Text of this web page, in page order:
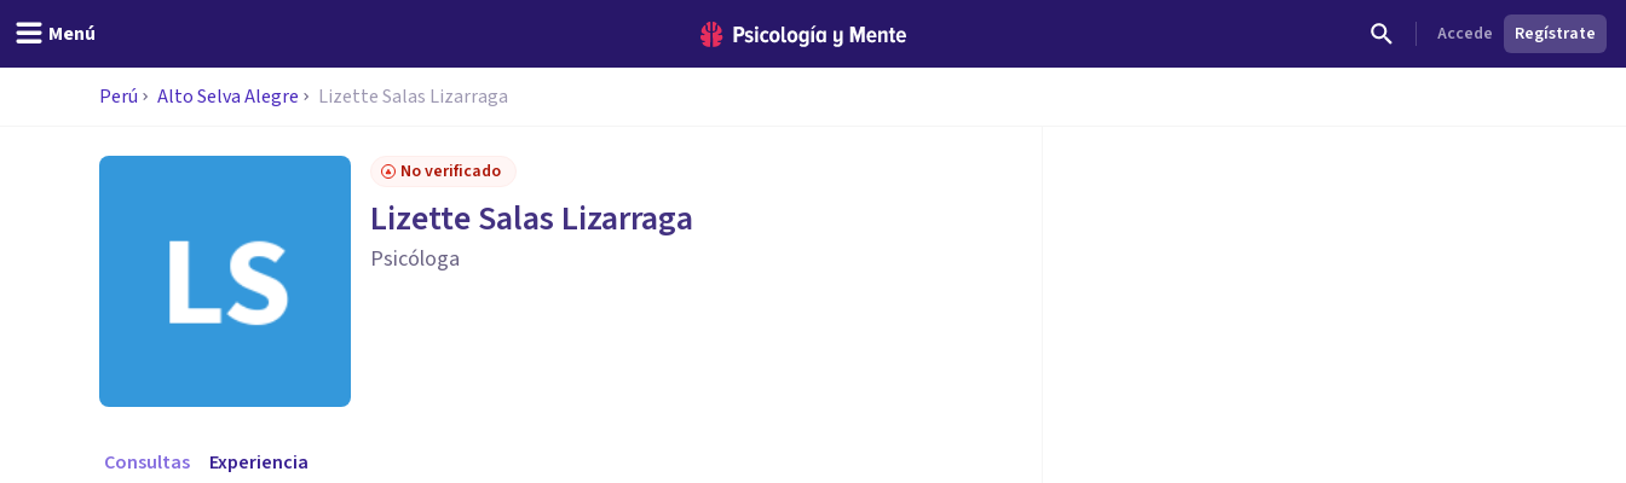
Menú Accede Regístrate
Perú Alto Selva Alegre Lizette Salas Lizarraga
No verificado
Lizette Salas Lizarraga
Psicóloga
Consultas Experiencia